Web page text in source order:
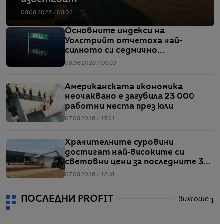
08.08.2026 / 08:02
Основните индекси на
Уолстрийт отчетоха най-
силното си седмично
представяне от април насам
08.08.2026 / 06:10
Американската икономика
неочаквано е загубила 23 000
работни места през юли
07.08.2026 / 13:01
Хранителните суровини
достигат най-високите си
световни цени за последните 3
години
07.08.2026 / 12:18
ПОСЛЕДНИ PROFIT виж още